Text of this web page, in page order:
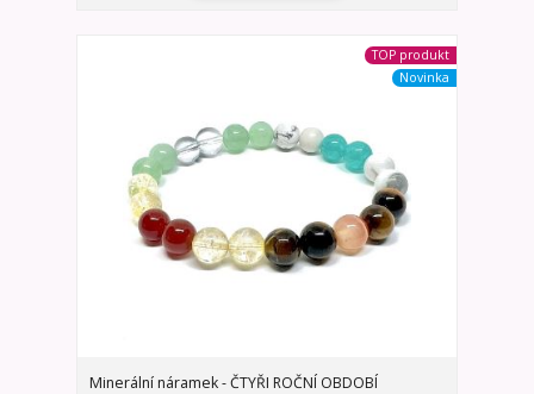
TOP produkt
Novinka
Minerální náramek - ČTYŘI ROČNÍ OBDOBÍ